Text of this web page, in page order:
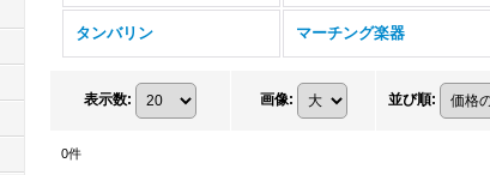
タンバリン マーチング楽器
表示数: 画像: 並び順:
0件